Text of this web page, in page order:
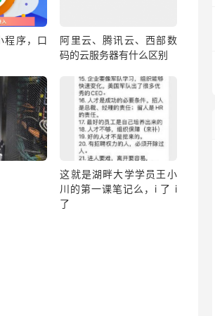
程序，口
阿里云、腾讯云、西部数
码的云服务器有什么区别
这就是湖畔大学学员王小
川的第一课笔记么，i 了 i
了